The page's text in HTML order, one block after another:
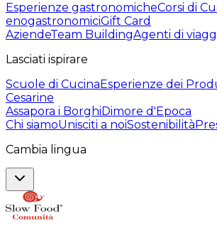
Esperienze gastronomicheCorsi di
enogastronomiciGift Card
AziendeTeam BuildingAgenti di
Lasciati ispirare
Scuole di CucinaEsperienze dei
Cesarine
Assapora i BorghiDimore d'Epoca
Chi siamoUnisciti a noiSostenibilità
Cambia lingua